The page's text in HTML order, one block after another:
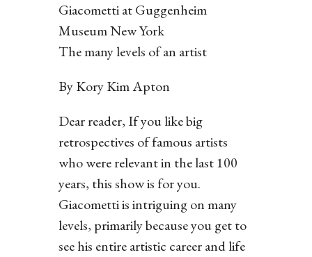
Giacometti at Guggenheim
Museum New York
The many levels of an artist
By Kory Kim Apton
Dear reader, If you like big
retrospectives of famous artists
who were relevant in the last 100
years, this show is for you.
Giacometti is intriguing on many
levels, primarily because you get to
see his entire artistic career and life